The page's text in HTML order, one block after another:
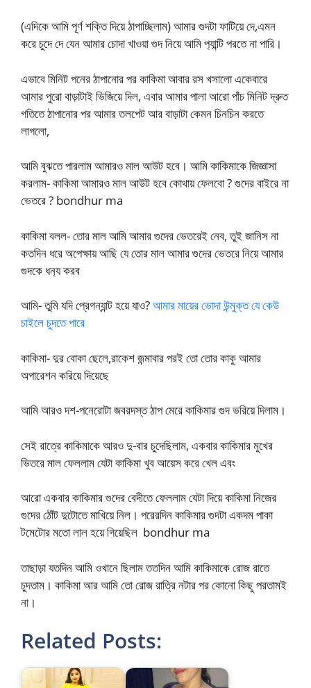
(এদিকে আমি পূর্ণ শক্তি দিয়ে ঠাপাচ্ছিলাম) আমার গুদটা ফাটিয়ে দে,এমন
করে চুদে দে যেন আমার চোদা খাওয়া গুদ নিয়ে আমি প‍্যান্টি পরতে না পারি।
এভাবে মিনিট পনের ঠাপানোর পর কাকিমা আবার রস খসালো একেবারে
আমার পুরো বাড়াটাই ভিজিয়ে দিল, এবার আমার পালা আরো পাঁচ মিনিট দ্রুত
গতিতে ঠাপানোর পর আমার তলপেট আর বাড়াটা কেমন চিনচিন করতে
লাগলো,
আমি বুঝতে পারলাম আমারও মাল আউট হবে। আমি কাকিমাকে জিজ্ঞাসা
করলাম- কাকিমা আমারও মাল আউট হবে কোথায় ফেলবো ? গুদের বাইরে না
ভেতরে ? bondhur ma
কাকিমা বলল- তোর মাল আমি আমার গুদের ভেতরেই নেব, তুই জানিস না
কতদিন ধরে অপেক্ষায় আছি যে তোর মাল আমার গুদের ভেতরে নিয়ে আমার
গুদকে ধন‍্য করব
আমি- তুমি যদি প্রেগন্যান্ট হয়ে যাও?আমার মায়ের ভোদা উন্মুক্ত যে কেউ
চাইলে চুদতে পারে
কাকিমা- দুর বোকা ছেলে,রাকেশ জন্মাবার পরই তো তোর কাকু আমার
অপারেশন করিয়ে দিয়েছে
আমি আরও দশ-পনেরোটা জবরদস্ত ঠাপ মেরে কাকিমার গুদ ভরিয়ে দিলাম।
সেই রাত্রে কাকিমাকে আরও দু-বার চুদেছিলাম, একবার কাকিমার মুখের
ভিতরে মাল ফেললাম যেটা কাকিমা খুব আয়েস করে খেল এবং
আরো একবার কাকিমার গুদের বেদীতে ফেললাম যেটা দিয়ে কাকিমা নিজের
গুদের ঠোঁট দুটোতে মাখিয়ে নিল। পরেরদিন কাকিমার গুদটা একদম পাকা
টমেটোর মতো লাল হয়ে গিয়েছিল bondhur ma
তাছাড়া যতদিন আমি ওখানে ছিলাম ততদিন আমি কাকিমাকে রোজ রাতে
চুদতাম। কাকিমা আর আমি তো রোজ রাত্রি নটার পর কোনো কিছু পরতামই
না।
Related Posts: